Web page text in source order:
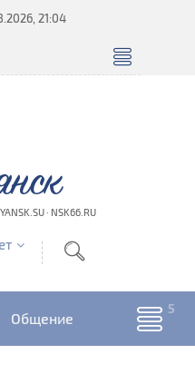
21:04
· NSK66.RU
Общение